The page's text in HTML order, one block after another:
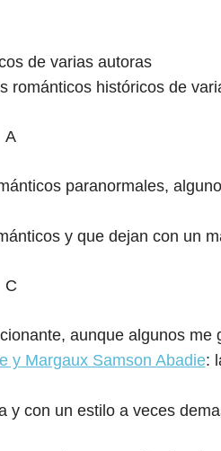
de varias autoras
románticos históricos de
A
paranormales,
y que dejan con un
C
aunque algunos me
y Margaux Samson Abadie:
y con un estilo a veces